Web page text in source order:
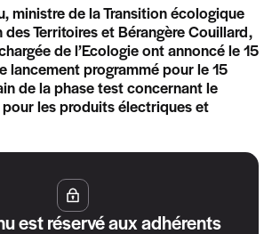
ministre de la Transition écologique
Territoires et Bérangère Couillard,
de l’Ecologie ont annoncé le 15
lancement programmé pour le 15
de la phase test concernant le
les produits électriques et
est réservé aux adhérents